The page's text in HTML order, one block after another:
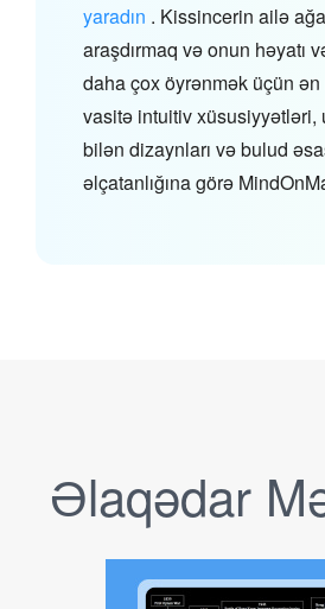
yaradın . Kissincerin ailə
araşdırmaq və onun həyatı
daha çox öyrənmək üçün
vasitə intuitiv xüsusiyyətləri,
bilən dizaynları və bulud
əlçatanlığına görə
Əlaqədar